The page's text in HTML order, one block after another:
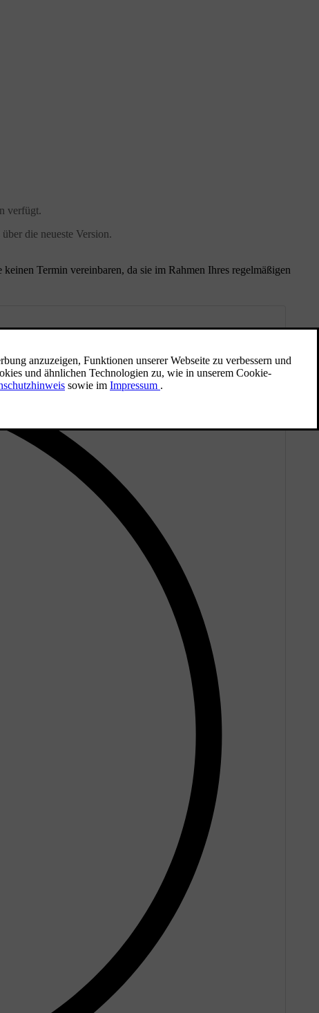
verfügt.
die neueste Version.
Termin vereinbaren, da sie im Rahmen Ihres regelmäßigen